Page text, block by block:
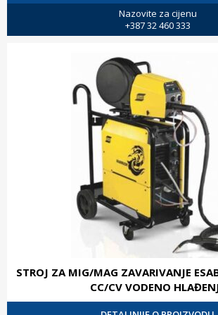
Nazovite za cijenu
+387 32 460 333
STROJ ZA MIG/MAG ZAVARIVANJE
CC/CV VODENO